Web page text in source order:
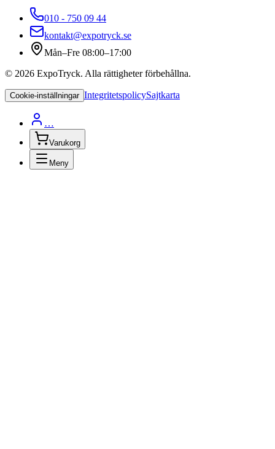
010 - 750 09 44
kontakt@expotryck.se
Mån–Fre 08:00–17:00
© 2026 ExpoTryck. Alla rättigheter förbehållna.
Cookie-inställningar IntegritetspolicySajtkarta
…
Varukorg
Meny